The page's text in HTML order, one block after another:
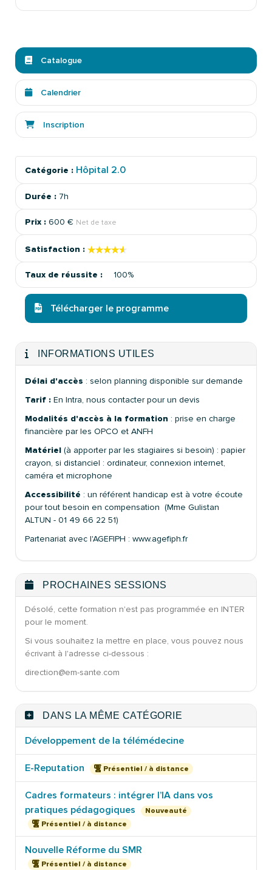
Catalogue
Calendrier
Inscription
Catégorie : Hôpital 2.0
Durée : 7h
Prix : 600 € Net de taxe
Satisfaction : ★★★★★
★★★★★
Taux de réussite : 100%
Télécharger le programme
INFORMATIONS UTILES
Délai d'accès : selon planning disponible sur demande
Tarif : En Intra, nous contacter pour un devis
Modalités d'accès à la formation : prise en charge
financière par les OPCO et ANFH
Matériel (à apporter par les stagiaires si besoin) : papier
crayon, si distanciel : ordinateur, connexion internet,
caméra et microphone
Accessibilité : un référent handicap est à votre écoute
pour tout besoin en compensation (Mme Gulistan
ALTUN - 01 49 66 22 51)
Partenariat avec l'AGEFIPH : www.agefiph.fr
PROCHAINES SESSIONS
Désolé, cette formation n'est pas programmée en INTER
pour le moment.
Si vous souhaitez la mettre en place, vous pouvez nous
écrivant à l'adresse ci-dessous :
direction@em-sante.com
DANS LA MÊME CATÉGORIE
Développement de la télémédecine
E-Reputation Présentiel / à distance
Cadres formateurs : intégrer l’IA dans vos
pratiques pédagogiques
Nouveauté
Présentiel / à distance
Nouvelle Réforme du SMR
Présentiel / à distance